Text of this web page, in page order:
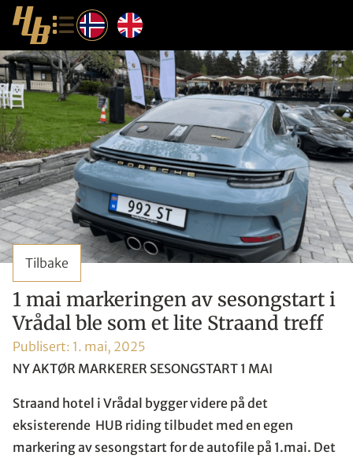
Tilbake
1 mai markeringen av sesongstart i
Vrådal ble som et lite Straand treff
Publisert: 1. mai, 2025
NY AKTØR MARKERER SESONGSTART 1 MAI
Straand hotel i Vrådal bygger videre på det
eksisterende HUB riding tilbudet med en egen
markering av sesongstart for de autofile på 1.mai. Det